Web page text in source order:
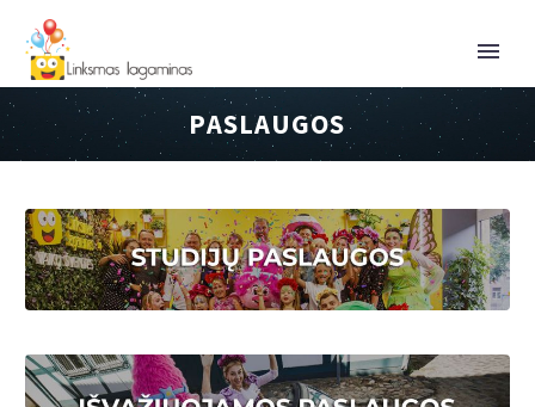
PASLAUGOS